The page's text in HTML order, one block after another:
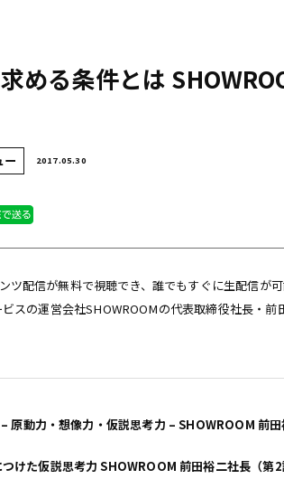
める条件とは
ー 2017.05.30
ツ配信が無料で視聴でき、誰でもすぐに生配信が
ビスの運営会社SHOWROOMの代表取締役社長・
原動力・想像力・仮説思考力 – SHOWROOM 前田
けた仮説思考力 SHOWROOM 前田裕二社長（第2